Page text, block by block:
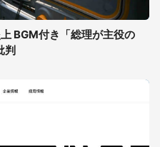
BGM付き「総理が主役の
判